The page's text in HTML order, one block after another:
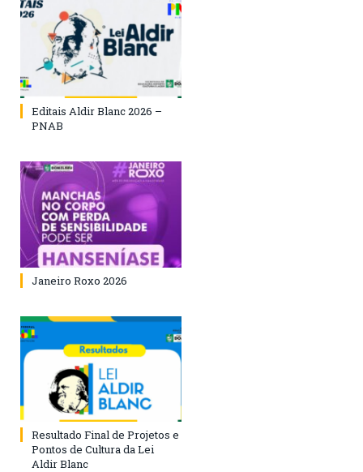
Editais Aldir Blanc 2026 –
PNAB
Janeiro Roxo 2026
Resultado Final de Projetos e
Pontos de Cultura da Lei
Aldir Blanc